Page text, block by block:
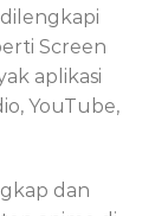
Screen
aplikasi
YouTube,
dan